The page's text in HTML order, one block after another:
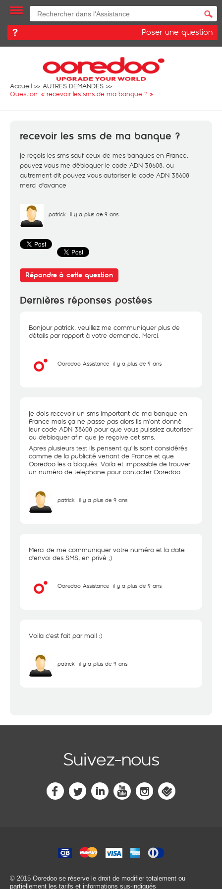
Poser une question
Accueil
AUTRES DEMANDES
Question: « recevoir les sms de ma banque ? »
recevoir les sms de ma banque ?
je reçois les sms sauf ceux de mes banques en France.
pouvez vous me débloquer le code ADN 38608, ou
autrement dit pouvez vous autoriser le code ADN 38608
merci d'avance
patrick il y a plus de 9 ans
Répondre à cette question
Dernières réponses postées
Bonjour patrick, veuillez me communiquer plus de
détails par rapport à votre demande. Merci.
Ooredoo Assistance il y a plus de 9 ans
je dois recevoir un sms important de ma banque en
France mais ça ne passe pas alors ils m'ont donné
leur code ADN 38608 pour que vous puissiez autoriser
ou debloquer afin que je reçoive cet sms.
Apres plusieurs test ils pensent qu'ils sont considérés
comme de la publicité venant de France et que
Ooredoo les a bloqués. Voila et impossible de trouver
un numéro de telephone pour contacter Ooredoo
patrick il y a plus de 9 ans
Merci de me communiquer votre numéro et la date
d'envoi des SMS, en privé ;)
Ooredoo Assistance il y a plus de 9 ans
Voila c'est fait par mail :)
patrick il y a plus de 9 ans
Suivez-nous
© 2015 Ooredoo se réserve le droit de modifier totalement ou
partiellement les tarifs et informations sus-indiqués